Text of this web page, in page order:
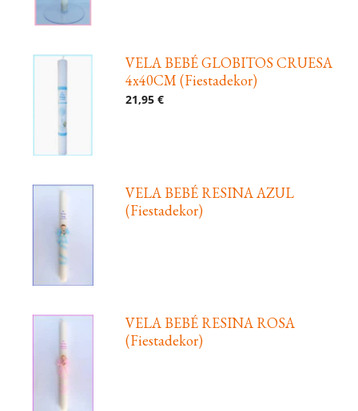
VELA BEBÉ GLOBITOS CRUESA
4x40CM (Fiestadekor)
21,95 €
VELA BEBÉ RESINA AZUL
(Fiestadekor)
VELA BEBÉ RESINA ROSA
(Fiestadekor)